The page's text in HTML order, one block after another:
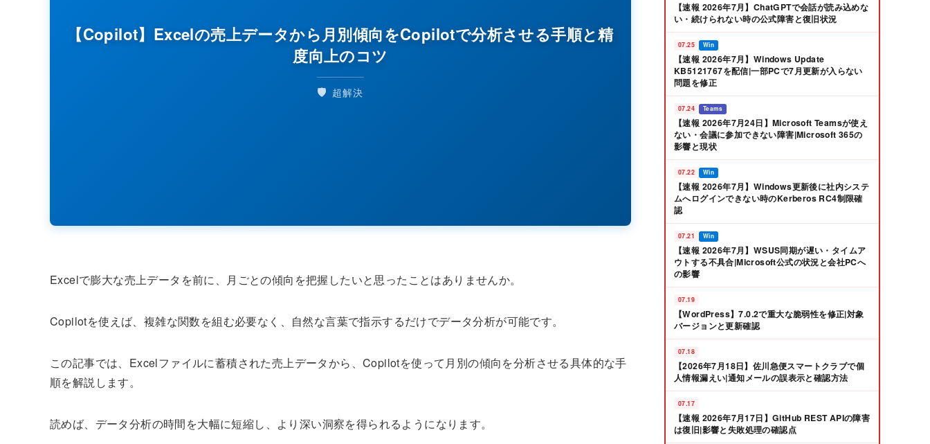
【Copilot】Excelの売上データから月別傾向をCopilotで分析させる手順と精
度向上のコツ
🛡️ 超解決
Excelで膨大な売上データを前に、月ごとの傾向を把握したいと思ったことはありませんか。
Copilotを使えば、複雑な関数を組む必要なく、自然な言葉で指示するだけでデータ分析が可能です。
この記事では、Excelファイルに蓄積された売上データから、Copilotを使って月別の傾向を分析させる具体的な手
順を解説します。
読めば、データ分析の時間を大幅に短縮し、より深い洞察を得られるようになります。
【速報 2026年7月】ChatGPTで会話が読み込めな
い・続けられない時の公式障害と復旧状況
07.25 Win
【速報 2026年7月】Windows Update
KB5121767を配信|一部PCで7月更新が入らない
問題を修正
07.24 Teams
【速報 2026年7月24日】Microsoft Teamsが使え
ない・会議に参加できない障害|Microsoft 365の
影響と現状
07.22 Win
【速報 2026年7月】Windows更新後に社内システ
ムへログインできない時のKerberos RC4制限確
認
07.21 Win
【速報 2026年7月】WSUS同期が遅い・タイムア
ウトする不具合|Microsoft公式の状況と会社PCへ
の影響
07.19
【WordPress】7.0.2で重大な脆弱性を修正|対象
バージョンと更新確認
07.18
【2026年7月18日】佐川急便スマートクラブで個
人情報漏えい|通知メールの誤表示と確認方法
07.17
【速報 2026年7月17日】GitHub REST APIの障害
は復旧|影響と失敗処理の確認点